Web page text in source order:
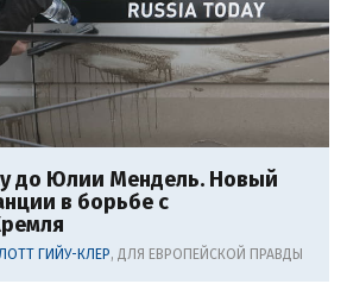
до Юлии Мендель. Новый
в борьбе с
ГИЙУ-КЛЕР, ДЛЯ ЕВРОПЕЙСКОЙ ПРАВДЫ